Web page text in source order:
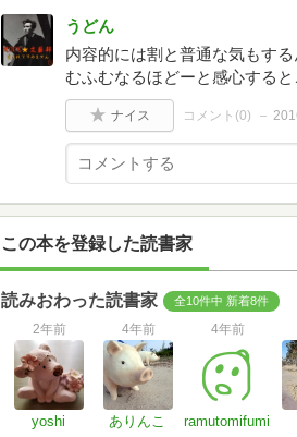
うどん
内容的には割と普通な気もす
むふむなるほどーと感心すると
ナイス コメント(0)
この本を登録した読書家
読みおわった読書家 全10件中 新着8件
2年前
yoshi
4年前
ありんこ
4年前
ramutomifumi